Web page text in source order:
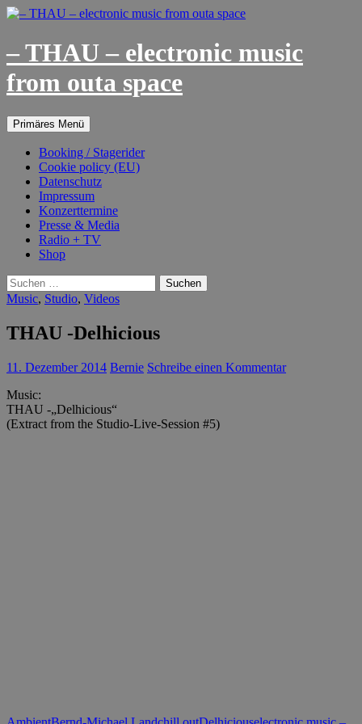
– THAU – electronic music
from outa space
Suchen
Primäres Menü
Inhalt
Booking / Stagerider
Cookie policy (EU)
Datenschutz
Impressum
Konzerttermine
Presse & Media
Radio + TV
Shop
Suchen
nach:
Music, Studio, Videos
THAU -Delhicious
11. Dezember 2014 Bernie Schreibe einen Kommentar
Music:
THAU -„Delhicious“
(Extract from the Studio-Live-Session #5)